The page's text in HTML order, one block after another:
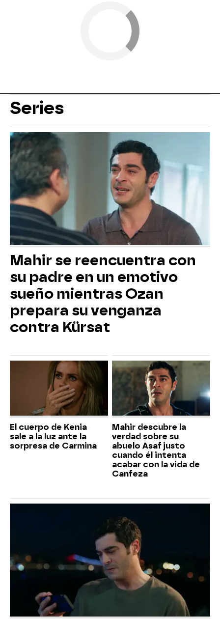
Series
Mahir se reencuentra con
su padre en un emotivo
sueño mientras Ozan
prepara su venganza
contra Kürsat
El cuerpo de Kenia
sale a la luz ante la
sorpresa de Carmina
Mahir descubre la
verdad sobre su
abuelo Asaf justo
cuando él intenta
acabar con la vida de
Canfeza